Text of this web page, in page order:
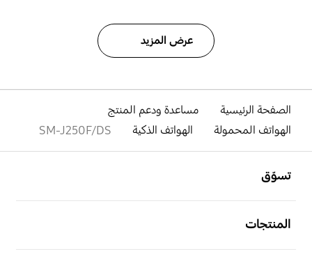
عرض المزيد
الصفحة الرئيسية
مساعدة ودعم المنتج
الهواتف المحمولة
الهواتف الذكية SM-J250F/DS
تسوّق
المنتجات